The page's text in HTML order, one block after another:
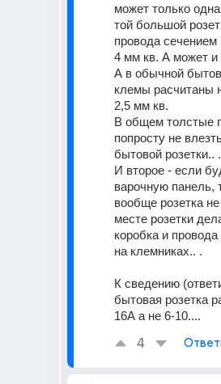
может только
той большой
провода
4 мм кв. А может
А в обычной
клемы расчитаны
2,5 мм кв.
В общем толстые
попросту не
бытовой розетки..
И второе - если
варочную панель,
вообще розетка
месте розетки
коробка и
на клемниках.. .
К сведению
бытовая розетка
16А а не 6-10....
4